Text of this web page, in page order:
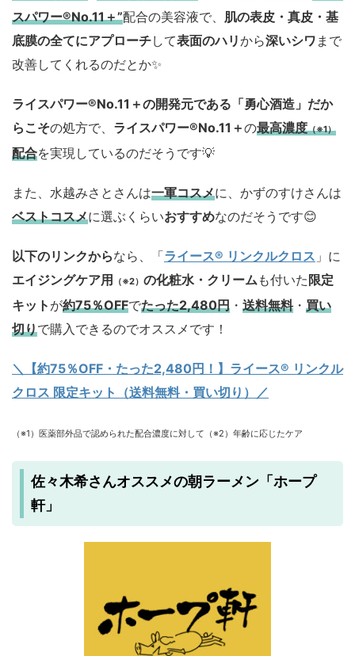
スパワー®No.11＋”配合の美容液で、 肌の表皮・真皮・基
底膜の全てにアプローチして表面のハリから深いシワ まで
改善してくれるのだとか✨
ライスパワー®No.11＋の開発元である「勇心酒造」 だか
らこその処方で、 ライスパワー®No.11＋の最高濃度（※1）
配合を実現しているのだそうです💡
また、水越みさとさんは一軍コスメに、かずのすけさんは
ベストコスメに選ぶくらいおすすめなのだそうです😊
以下のリンクからなら、「ライース® リンクルクロス 」に
エイジングケア用
（※2） の化粧水・クリームも付いた 限定
キット が約75％OFFでたった2,480円 ・ 送料無料・ 買い
切りで購入できるのでオススメです！
＼【約75％OFF・たった2,480円！ 】ライース® リンクル
クロス 限定キット（送料無料・買い切り）／
（※1）医薬部外品で認められた配合濃度に対して（※2）年齢に応じたケア
佐々木希さんオススメの朝ラーメン「ホープ
軒」